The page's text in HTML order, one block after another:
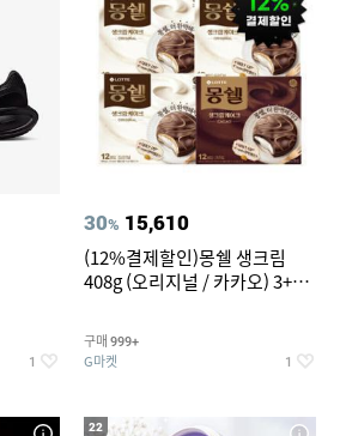
1
30% 15,610
(12%결제할인)몽쉘 생크림
408g (오리지널 / 카카오) 3+1
구매 999+
G마켓 1
22